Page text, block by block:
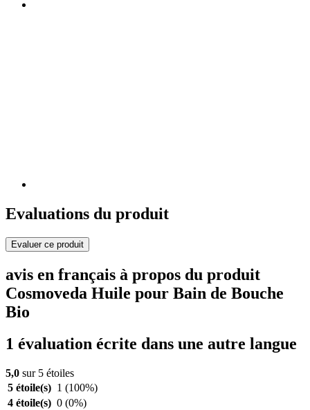
Evaluations du produit
Evaluer ce produit
avis en français à propos du produit
Cosmoveda Huile pour Bain de Bouche
Bio
1 évaluation écrite dans une autre langue
5,0 sur 5 étoiles
5 étoile(s) 1 (100%)
4 étoile(s) 0 (0%)